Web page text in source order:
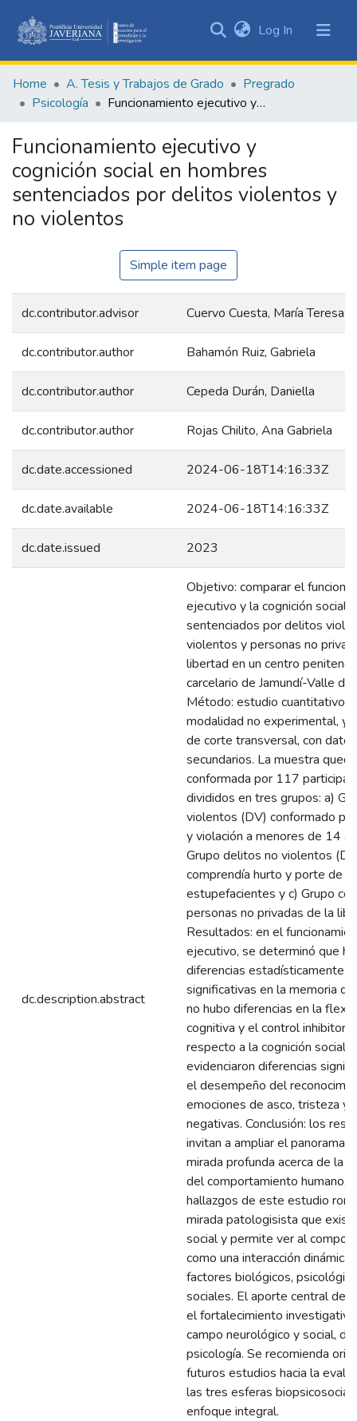
&
Collections
Statistics
Log In (current)
Home A. Tesis y Trabajos de Grado
Pregrado
Psicología
Funcionamiento ejecutivo y cognición social en hombres sentenciados por delitos violentos y no violentos
Funcionamiento ejecutivo y
cognición social en hombres
sentenciados por delitos violentos y
no violentos
Simple item page
dc.contributor.advisor Cuervo Cuesta, María Teresa
dc.contributor.author Bahamón Ruiz, Gabriela
dc.contributor.author Cepeda Durán, Daniella
dc.contributor.author Rojas Chilito, Ana Gabriela
dc.date.accessioned 2024-06-18T14:16:33Z
dc.date.available 2024-06-18T14:16:33Z
dc.date.issued 2023
dc.description.abstract
Objetivo: comparar el
ejecutivo y la cognición social
sentenciados por delitos
violentos y personas no
libertad en un centro
carcelario de Jamundí-Valle del
Método: estudio cuantitativo
modalidad no experimental, y
de corte transversal, con datos
secundarios. La muestra quedó
conformada por 117
divididos en tres grupos: a)
violentos (DV) conformado
y violación a menores de 14
Grupo delitos no violentos
comprendía hurto y porte de
estupefacientes y c) Grupo
personas no privadas de la
Resultados: en el
ejecutivo, se determinó que
diferencias estadísticamente
significativas en la memoria
no hubo diferencias en la
cognitiva y el control
respecto a la cognición social,
evidenciaron diferencias
el desempeño del
emociones de asco, tristeza y
negativas. Conclusión: los
invitan a ampliar el panorama
mirada profunda acerca de la
del comportamiento humano,
hallazgos de este estudio
mirada patologisista que
social y permite ver al
como una interacción dinámica
factores biológicos,
sociales. El aporte central del
el fortalecimiento
campo neurológico y social, de
psicología. Se recomienda
futuros estudios hacia la
las tres esferas biopsicosocial
enfoque integral.